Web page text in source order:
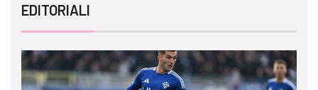
EDITORIALI